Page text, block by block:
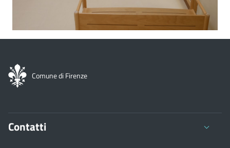
Comune di Firenze
Contatti